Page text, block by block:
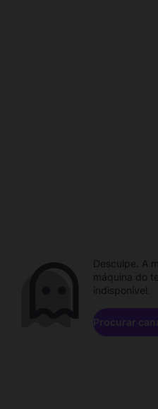
Desculpe. A
máquina do
indisponível.
Procurar